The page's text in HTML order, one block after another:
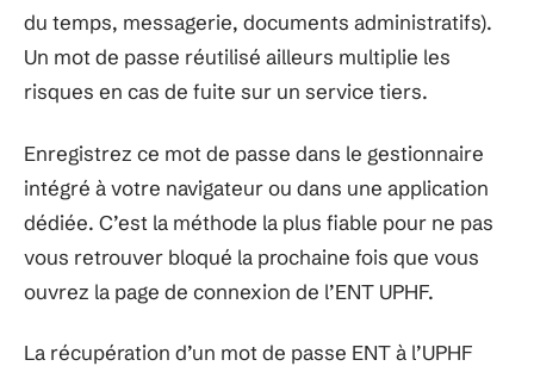
du temps, messagerie, documents administratifs).
Un mot de passe réutilisé ailleurs multiplie les
risques en cas de fuite sur un service tiers.
Enregistrez ce mot de passe dans le gestionnaire
intégré à votre navigateur ou dans une application
dédiée. C’est la méthode la plus fiable pour ne pas
vous retrouver bloqué la prochaine fois que vous
ouvrez la page de connexion de l’ENT UPHF.
La récupération d’un mot de passe ENT à l’UPHF